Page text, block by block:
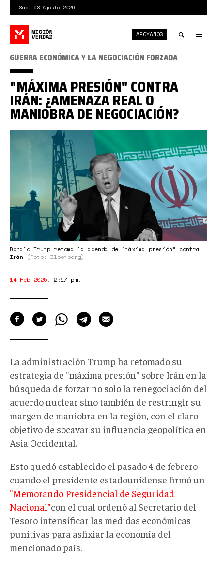
contenido
principal
Sáb. 08 Agosto 2026
APÓYANOS
Donald
Trump
agenda
de
"máxima
presión"
contra
Donald Trump retoma la agenda de "máxima presión" contra
Irán
(Foto: Bloomberg)
GUERRA ECONÓMICA Y LA NEGOCIACIÓN FORZADA
"MÁXIMA PRESIÓN" CONTRA
IRÁN: ¿AMENAZA REAL O
MANIOBRA DE NEGOCIACIÓN?
14 Feb 2025, 2:17 pm.
La administración Trump ha retomado su
estrategia de "máxima presión" sobre Irán en la
búsqueda de forzar no solo la renegociación del
acuerdo nuclear sino también de restringir su
margen de maniobra en la región, con el claro
objetivo de socavar su influencia geopolítica en
Asia Occidental.
Esto quedó establecido el pasado 4 de febrero
cuando el presidente estadounidense firmó un
"Memorando Presidencial de Seguridad
Nacional"con el cual ordenó al Secretario del
Tesoro intensificar las medidas económicas
punitivas para asfixiar la economía del
mencionado país.